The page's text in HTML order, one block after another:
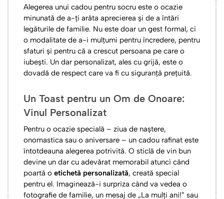
Alegerea unui cadou pentru socru este o ocazie
minunată de a-ți arăta aprecierea și de a întări
legăturile de familie. Nu este doar un gest formal, ci
o modalitate de a-i mulțumi pentru încredere, pentru
sfaturi și pentru că a crescut persoana pe care o
iubești. Un dar personalizat, ales cu grijă, este o
dovadă de respect care va fi cu siguranță prețuită.
Un Toast pentru un Om de Onoare:
Vinul Personalizat
Pentru o ocazie specială – ziua de naștere,
onomastica sau o aniversare – un cadou rafinat este
întotdeauna alegerea potrivită. O sticlă de vin bun
devine un dar cu adevărat memorabil atunci când
poartă o etichetă personalizată, creată special
pentru el. Imaginează-i surpriza când va vedea o
fotografie de familie, un mesaj de „La mulți ani!” sau